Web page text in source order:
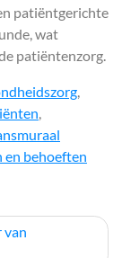
patiëntgerichte
wat
patiëntenzorg.
,
,
en behoeften
van